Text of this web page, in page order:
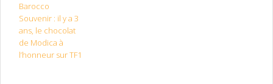
Barocco
Souvenir : il y a 3
ans, le chocolat
de Modica à
l’honneur sur TF1